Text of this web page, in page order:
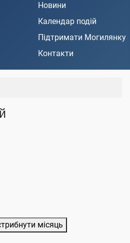
Новини
Календар подій
Підтримати Могилянку
Контакти
місяць